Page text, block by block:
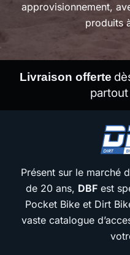
approvisionnement,
produits
Livraison offerte
Présent sur le marché
de 20 ans, DBF est
Pocket Bike et Dirt
vaste catalogue